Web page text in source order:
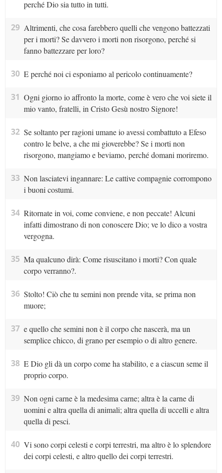
perché Dio sia tutto in tutti.
29 Altrimenti, che cosa farebbero quelli che vengono battezzati
per i morti? Se davvero i morti non risorgono, perché si
fanno battezzare per loro?
30 E perché noi ci esponiamo al pericolo continuamente?
31 Ogni giorno io affronto la morte, come è vero che voi siete il
mio vanto, fratelli, in Cristo Gesù nostro Signore!
32 Se soltanto per ragioni umane io avessi combattuto a Efeso
contro le belve, a che mi gioverebbe? Se i morti non
risorgono, mangiamo e beviamo, perché domani moriremo.
33 Non lasciatevi ingannare: Le cattive compagnie corrompono
i buoni costumi.
34 Ritornate in voi, come conviene, e non peccate! Alcuni
infatti dimostrano di non conoscere Dio; ve lo dico a vostra
vergogna.
35 Ma qualcuno dirà: Come risuscitano i morti? Con quale
corpo verranno?.
36 Stolto! Ciò che tu semini non prende vita, se prima non
muore;
37 e quello che semini non è il corpo che nascerà, ma un
semplice chicco, di grano per esempio o di altro genere.
38 E Dio gli dà un corpo come ha stabilito, e a ciascun seme il
proprio corpo.
39 Non ogni carne è la medesima carne; altra è la carne di
uomini e altra quella di animali; altra quella di uccelli e altra
quella di pesci.
40 Vi sono corpi celesti e corpi terrestri, ma altro è lo splendore
dei corpi celesti, e altro quello dei corpi terrestri.